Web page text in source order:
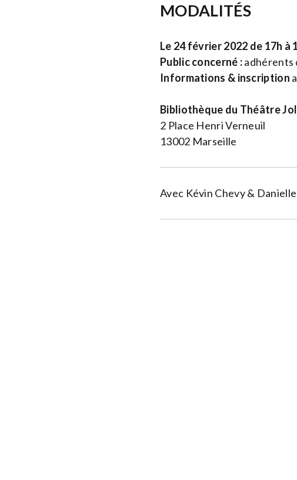
MODALITÉS
Le 24 février 2022 de 17h à
Public concerné :adhérents
Informations & inscription
Bibliothèque du Théâtre
2 Place Henri Verneuil
13002 Marseille
Avec Kévin Chevy &